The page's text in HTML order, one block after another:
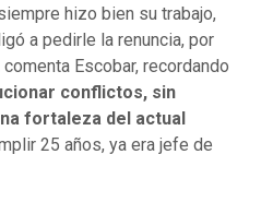
hizo bien su trabajo,
a pedirle la renuncia, por
Escobar, recordando
conflictos, sin
fortaleza del actual
25 años, ya era jefe de